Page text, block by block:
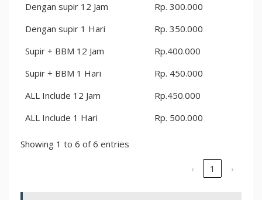
Dengan supir 12 Jam
Rp. 300.000
Dengan supir 1 Hari
Rp. 350.000
Supir + BBM 12 Jam
Rp.400.000
Supir + BBM 1 Hari
Rp. 450.000
ALL Include 12 Jam
Rp.450.000
ALL Include 1 Hari
Rp. 500.000
Showing 1 to 6 of 6 entries
‹ 1 ›